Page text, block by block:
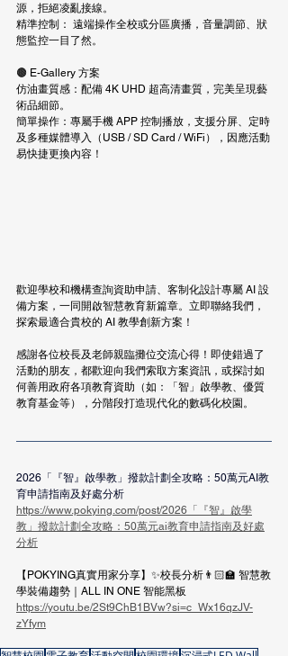
源，拒絕凌亂接線。
精準控制： 遠端操作全校或分區廣播，音量調節、狀
態監控一目了然。
🟤 E-Gallery 方案
仿油畫質感：配備 4K UHD 超高清畫質，完美呈現藝
術品細節。
簡單操作：專屬手機 APP 控制播放，支援分屏、定時
及多種媒體導入（USB / SD Card / WiFi），因應活動
易快捷更換內容！
歡迎學校和機構查詢資助申請、客制化設計專屬 AI 設
備方案，一同開啟智慧教育新篇章。立即聯絡我們，
探索最適合貴校的 AI 教學創新方案！
感謝各位校長及老師親臨攤位交流心得！即使錯過了
活動的朋友，都歡迎向我們索取方案資訊，或探討如
何善用政府各項教育資助（如：「智」啟學教、優質
教育基金等），分階段打造現代化的數碼化校園。
2026「『智』啟學教」撥款計劃全攻略：50萬元AI教
育申請指南及好處分析
https://www.pokying.com/post/2026「『智』啟學
教」撥款計劃全攻略：50萬元ai教育申請指南及好處
分析
【POKYING真實用家分享】✨校長分析👨🏻‍🏫 智慧教
學裝備趨勢｜ALL IN ONE 智能黑板
https://youtu.be/2St9ChB1BVw?si=c_Wx16qzJV-
zYfym